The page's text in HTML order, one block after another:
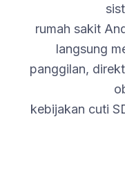
rumah sakit
langsung
panggilan,
kebijakan cuti